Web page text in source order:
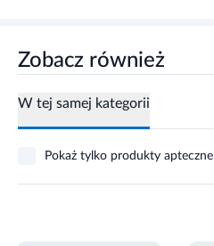
Zobacz również
W tej samej kategorii
Pokaż tylko produkty apteczne